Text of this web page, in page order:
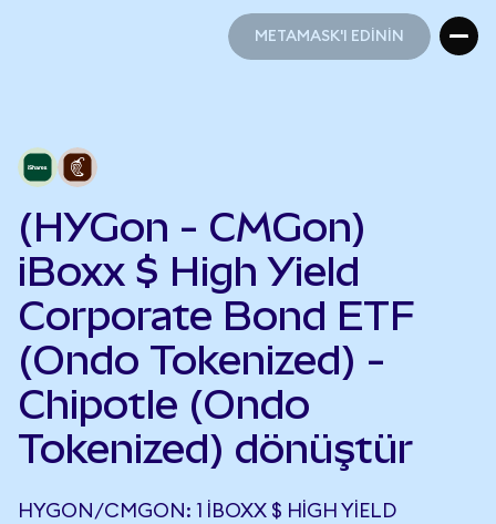
METAMASK'I EDİNİN
(HYGon - CMGon)
iBoxx $ High Yield
Corporate Bond ETF
(Ondo Tokenized) -
Chipotle (Ondo
Tokenized) dönüştür
HYGON/CMGON: 1 IBOXX $ HIGH YIELD